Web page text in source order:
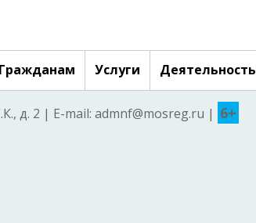
Гражданам Услуги Деятельность
д. 2 | E-mail: admnf@mosreg.ru | 6+